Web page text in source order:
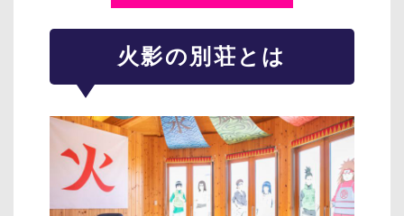
火影の別荘とは